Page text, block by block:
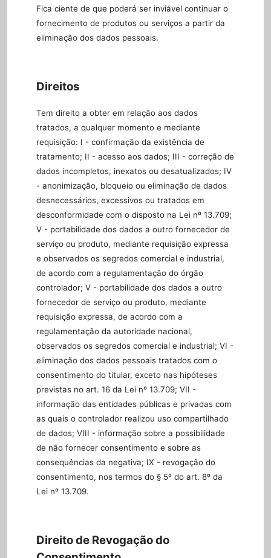
Fica ciente de que poderá ser inviável continuar o
fornecimento de produtos ou serviços a partir da
eliminação dos dados pessoais.
Direitos
Tem direito a obter em relação aos dados
tratados, a qualquer momento e mediante
requisição: I - confirmação da existência de
tratamento; II - acesso aos dados; III - correção de
dados incompletos, inexatos ou desatualizados; IV
- anonimização, bloqueio ou eliminação de dados
desnecessários, excessivos ou tratados em
desconformidade com o disposto na Lei nº 13.709;
V - portabilidade dos dados a outro fornecedor de
serviço ou produto, mediante requisição expressa
e observados os segredos comercial e industrial,
de acordo com a regulamentação do órgão
controlador; V - portabilidade dos dados a outro
fornecedor de serviço ou produto, mediante
requisição expressa, de acordo com a
regulamentação da autoridade nacional,
observados os segredos comercial e industrial; VI -
eliminação dos dados pessoais tratados com o
consentimento do titular, exceto nas hipóteses
previstas no art. 16 da Lei nº 13.709; VII -
informação das entidades públicas e privadas com
as quais o controlador realizou uso compartilhado
de dados; VIII - informação sobre a possibilidade
de não fornecer consentimento e sobre as
consequências da negativa; IX - revogação do
consentimento, nos termos do § 5º do art. 8º da
Lei nº 13.709.
Direito de Revogação do